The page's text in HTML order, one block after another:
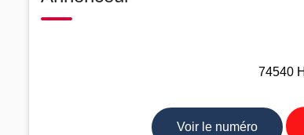
74540
Voir le numéro